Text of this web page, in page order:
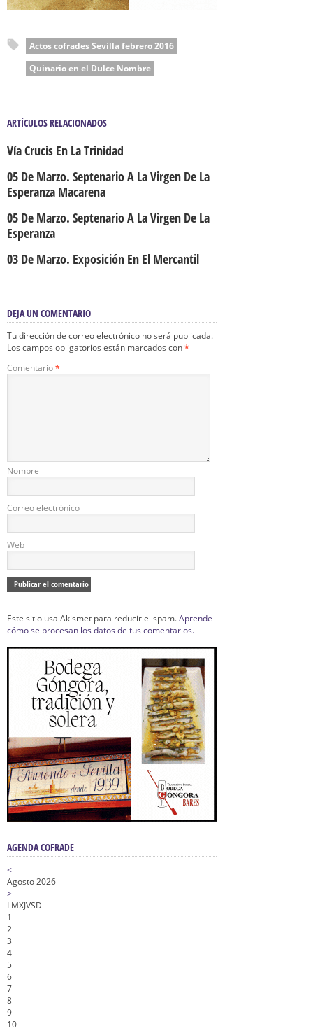
Actos cofrades Sevilla febrero 2016
Quinario en el Dulce Nombre
ARTÍCULOS RELACIONADOS
Vía Crucis En La Trinidad
05 De Marzo. Septenario A La Virgen De La
Esperanza Macarena
05 De Marzo. Septenario A La Virgen De La
Esperanza
03 De Marzo. Exposición En El Mercantil
DEJA UN COMENTARIO
Tu dirección de correo electrónico no será publicada.
Los campos obligatorios están marcados con*
Comentario*
Nombre
Correo electrónico
Web
Este sitio usa Akismet para reducir el spam.Aprende
cómo se procesan los datos de tus comentarios.
AGENDA COFRADE
<
Agosto 2026
>
LMXJVSD
1
2
3
4
5
6
7
8
9
10